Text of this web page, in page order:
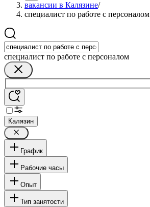
вакансии в Калязине/
специалист по работе с персоналом
специалист по работе с персоналом
Калязин
График
Рабочие часы
Опыт
Тип занятости